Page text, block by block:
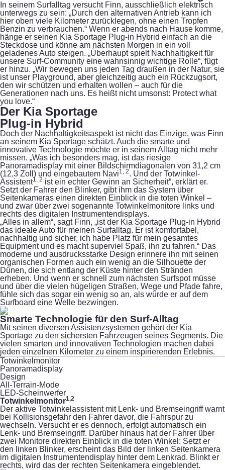
In seinem Surfalltag versucht Finn, ausschließlich elektrisch
unterwegs zu sein: „Durch den alternativen Antrieb kann ich
hier oben viele Kilometer zurücklegen, ohne einen Tropfen
Benzin zu verbrauchen.“ Wenn er abends nach Hause komme,
hänge er seinen Kia Sportage Plug-in Hybrid einfach an die
Steckdose und könne am nächsten Morgen in ein voll
geladenes Auto steigen. „Überhaupt spielt Nachhaltigkeit für
unsere Surf-Community eine wahnsinnig wichtige Rolle“, fügt
er hinzu. „Wir bewegen uns jeden Tag draußen in der Natur, sie
ist unser Playground, aber gleichzeitig auch ein Rückzugsort,
den wir schützen und erhalten wollen – auch für die
Generationen nach uns. Es heißt nicht umsonst: Protect what
you love.“
Der Kia Sportage
Plug-in Hybrid
Doch der Nachhaltigkeitsaspekt ist nicht das Einzige, was Finn
an seinem Kia Sportage schätzt. Auch die smarte und
innovative Technologie möchte er in seinem Alltag nicht mehr
missen. „Was ich besonders mag, ist das riesige
Panoramadisplay mit einer Bildschirmdiagonalen von 31,2 cm
(12,3 Zoll) und eingebautem Navi1, 2. Und der Totwinkel-
Assistent1, 2 ist ein echter Gewinn an Sicherheit“, erklärt er.
Setzt der Fahrer den Blinker, gibt ihm das System über
Seitenkameras einen direkten Einblick in die toten Winkel –
und zwar über zwei sogenannte Totwinkelmonitore links und
rechts des digitalen Instrumentendisplays.
„Alles in allem“, sagt Finn, „ist der Kia Sportage Plug-in Hybrid
das ideale Auto für meinen Surfalltag. Er ist komfortabel,
nachhaltig und sicher, ich habe Platz für mein gesamtes
Equipment und es macht superviel Spaß, ihn zu fahren.“ Das
moderne und ausdrucksstarke Design erinnere ihn mit seinen
organischen Formen auch ein wenig an die Silhouette der
Dünen, die sich entlang der Küste hinter den Stränden
erheben. Und wenn er schnell zum nächsten Surfspot müsse
und über die vielen hügeligen Straßen, Wege und Pfade fahre,
fühle sich das sogar ein wenig so an, als würde er auf dem
Surfboard eine Welle bezwingen.
Smarte Technologie für den Surf-Alltag
Mit seinen diversen Assistenzsystemen gehört der Kia
Sportage zu den sichersten Fahrzeugen seines Segments. Die
vielen smarten und innovativen Technologien machen dabei
jeden einzelnen Kilometer zu einem inspirierenden Erlebnis.
Totwinkelmonitor
Panoramadisplay
Design
All-Terrain-Mode
LED-Scheinwerfer
Totwinkel­monitor1,2
Der aktive Totwinkelassistent mit Lenk- und Bremseingriff warnt
bei Kollisionsgefahr den Fahrer davor, die Fahrspur zu
wechseln. Versucht er es dennoch, erfolgt automatisch ein
Lenk- und Bremseingriff. Darüber hinaus hat der Fahrer über
zwei Monitore direkten Einblick in die toten Winkel: Setzt er
den linken Blinker, erscheint das Bild der linken Seitenkamera
im digitalen Instrumentendisplay hinter dem Lenkrad. Blinkt er
rechts, wird das der rechten Seitenkamera eingeblendet.